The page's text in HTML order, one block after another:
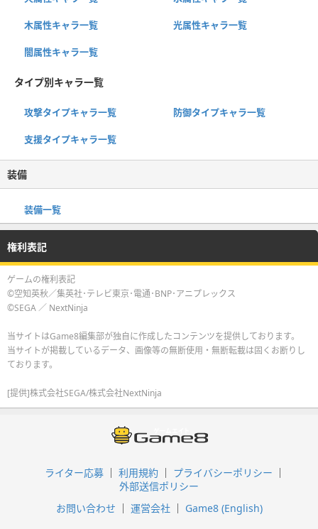
木属性キャラ一覧 光属性キャラ一覧
闇属性キャラ一覧
タイプ別キャラ一覧
攻撃タイプキャラ一覧 防御タイプキャラ一覧
支援タイプキャラ一覧
装備
装備一覧
権利表記
ゲームの権利表記
©空知英秋／集英社･テレビ東京･電通･BNP･アニプレックス
©SEGA ／ NextNinja
当サイトはGame8編集部が独自に作成したコンテンツを提供しております。
当サイトが掲載しているデータ、画像等の無断使用・無断転載は固くお断りし
ております。
[提供]株式会社SEGA/株式会社NextNinja
ライター応募 利用規約
プライバシーポリシー
外部送信ポリシー
お問い合わせ
運営会社 Game8 (English)